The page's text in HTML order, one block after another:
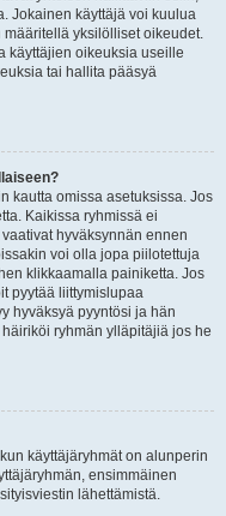
Jokainen käyttäjä voi kuulua
yksilölliset oikeudet.
käyttäjien oikeuksia useille
tai hallita pääsyä
kautta omissa asetuksissa. Jos
Kaikissa ryhmissä ei
hyväksynnän ennen
voi olla jopa piilotettuja
klikkaamalla painiketta. Jos
pyytää liittymislupaa
hyväksyä pyyntösi ja hän
ryhmän ylläpitäjiä jos he
käyttäjäryhmät on alunperin
ensimmäinen
lähettämistä.